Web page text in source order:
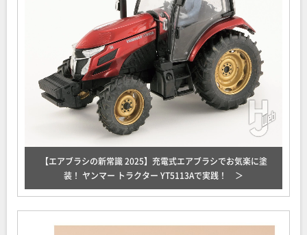
【エアブラシの新常識 2025】充電式エアブラシでお気楽に塗
装！ ヤンマー トラクター YT5113Aで実践！